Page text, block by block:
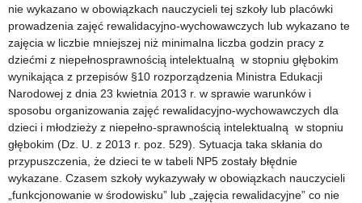
nie wykazano w obowiązkach nauczycieli tej szkoły lub placówki
prowadzenia zajęć rewalidacyjno-wychowawczych lub wykazano te
zajęcia w liczbie mniejszej niż minimalna liczba godzin pracy z
dziećmi z niepełnosprawnością intelektualną w stopniu głębokim
wynikająca z przepisów §10 rozporządzenia Ministra Edukacji
Narodowej z dnia 23 kwietnia 2013 r. w sprawie warunków i
sposobu organizowania zajęć rewalidacyjno-wychowawczych dla
dzieci i młodzieży z niepełno-sprawnością intelektualną w stopniu
głębokim (Dz. U. z 2013 r. poz. 529). Sytuacja taka skłania do
przypuszczenia, że dzieci te w tabeli NP5 zostały błędnie
wykazane. Czasem szkoły wykazywały w obowiązkach nauczycieli
„funkcjonowanie w środowisku” lub „zajęcia rewalidacyjne” co nie